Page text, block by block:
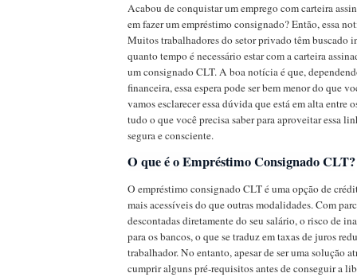
Acabou de conquistar um emprego com carteira
em fazer um empréstimo consignado? Então, essa
Muitos trabalhadores do setor privado têm buscado
quanto tempo é necessário estar com a carteira
um consignado CLT. A boa notícia é que,
financeira, essa espera pode ser bem menor do que
vamos esclarecer essa dúvida que está em alta entre
tudo o que você precisa saber para aproveitar essa
segura e consciente.
O que é o Empréstimo Consignado CLT?
O empréstimo consignado CLT é uma opção de
mais acessíveis do que outras modalidades. Com
descontadas diretamente do seu salário, o risco de
para os bancos, o que se traduz em taxas de juros
trabalhador. No entanto, apesar de ser uma solução
cumprir alguns pré-requisitos antes de conseguir a